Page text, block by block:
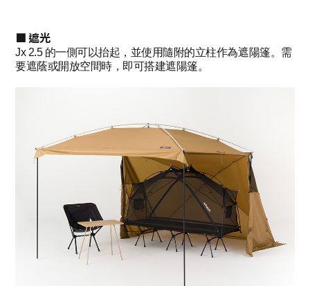
■ 遮光
Jx 2.5 的一側可以抬起，並使用隨附的立柱作為遮陽篷。需
要遮蔭或開放空間時，即可搭建遮陽篷。